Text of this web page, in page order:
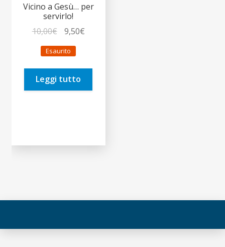
Vicino a Gesù… per
servirlo!
10,00€
prezzo
originale
era:
10,00€.
9,50€Il
è:
Esaurito
Leggi tutto